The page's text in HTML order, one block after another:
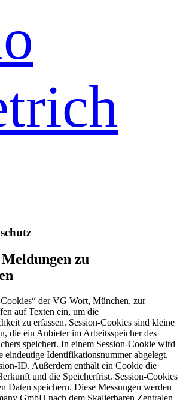
zu
Cookies“ der VG Wort, München, zur
auf Texten ein, um die
zu erfassen. Session-Cookies sind kleine
die ein Anbieter im Arbeitsspeicher des
speichert. In einem Session-Cookie wird
eindeutige Identifikationsnummer abgelegt,
ID. Außerdem enthält ein Cookie die
und die Speicherfrist. Session-Cookies
Daten speichern. Diese Messungen werden
GmbH nach dem Skalierbaren Zentralen